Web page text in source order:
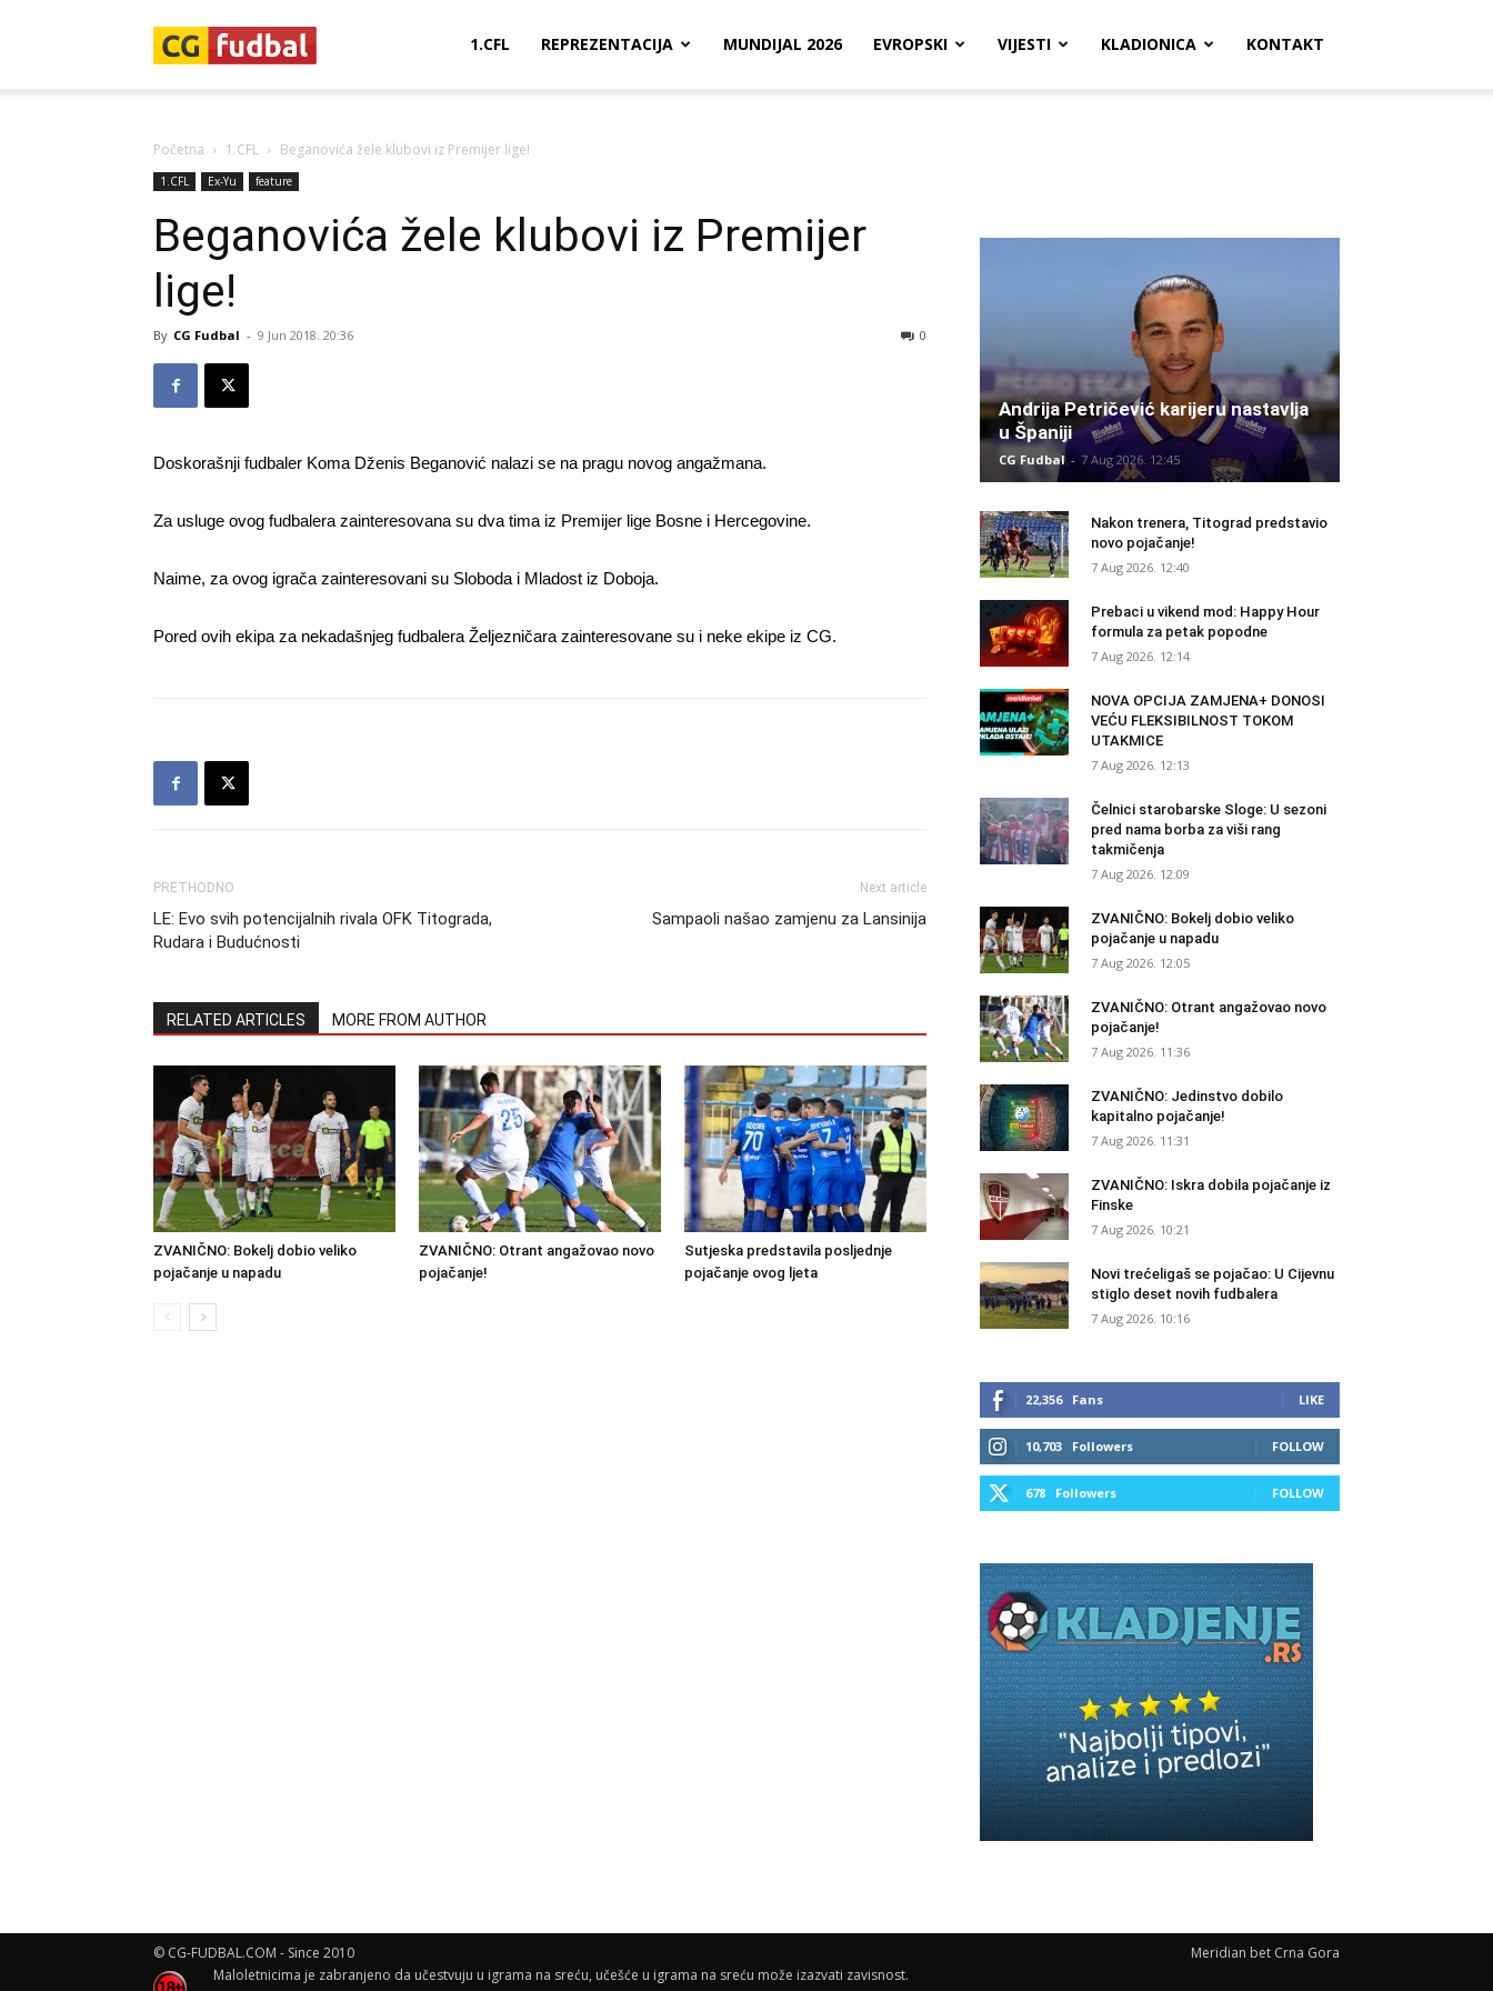
1.CFL REPREZENTACIJA MUNDIJAL 2026 EVROPSKI VIJESTI KLADIONICA KONTAKT
Početna 1.CFL Beganovića žele klubovi iz Premijer lige!
1.CFL Ex-Yu feature
Beganovića žele klubovi iz Premijer
lige!
By CG Fudbal - 9 Jun 2018. 20:36 0
Doskorašnji fudbaler Koma Dženis Beganović nalazi se na pragu novog angažmana.
Za usluge ovog fudbalera zainteresovana su dva tima iz Premijer lige Bosne i Hercegovine.
Naime, za ovog igrača zainteresovani su Sloboda i Mladost iz Doboja.
Pored ovih ekipa za nekadašnjeg fudbalera Željezničara zainteresovane su i neke ekipe iz CG.
PRETHODNO
LE: Evo svih potencijalnih rivala OFK Titograda,
Rudara i Budućnosti
Next article
Sampaoli našao zamjenu za Lansinija
RELATED ARTICLES MORE FROM AUTHOR
ZVANIČNO: Bokelj dobio veliko
pojačanje u napadu
ZVANIČNO: Otrant angažovao novo
pojačanje!
Sutjeska predstavila posljednje
pojačanje ovog ljeta
Andrija Petričević karijeru nastavlja
u Španiji
CG Fudbal - 7 Aug 2026. 12:45
Nakon trenera, Titograd predstavio
novo pojačanje!
7 Aug 2026. 12:40
Prebaci u vikend mod: Happy Hour
formula za petak popodne
7 Aug 2026. 12:14
NOVA OPCIJA ZAMJENA+ DONOSI
VEĆU FLEKSIBILNOST TOKOM
UTAKMICE
7 Aug 2026. 12:13
Čelnici starobarske Sloge: U sezoni
pred nama borba za viši rang
takmičenja
7 Aug 2026. 12:09
ZVANIČNO: Bokelj dobio veliko
pojačanje u napadu
7 Aug 2026. 12:05
ZVANIČNO: Otrant angažovao novo
pojačanje!
7 Aug 2026. 11:36
ZVANIČNO: Jedinstvo dobilo
kapitalno pojačanje!
7 Aug 2026. 11:31
ZVANIČNO: Iskra dobila pojačanje iz
Finske
7 Aug 2026. 10:21
Novi trećeligaš se pojačao: U Cijevnu
stiglo deset novih fudbalera
7 Aug 2026. 10:16
22,356 Fans LIKE
10,703 Followers FOLLOW
678 Followers FOLLOW
Meridian bet Crna Gora
© CG-FUDBAL.COM - Since 2010
Maloletnicima je zabranjeno da učestvuju u igrama na sreću, učešće u igrama na sreću može izazvati zavisnost.